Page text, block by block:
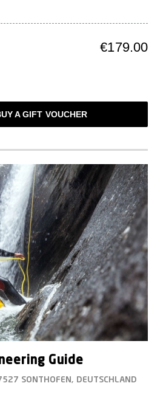
€179.00
A GIFT VOUCHER
Guide
SONTHOFEN, DEUTSCHLAND